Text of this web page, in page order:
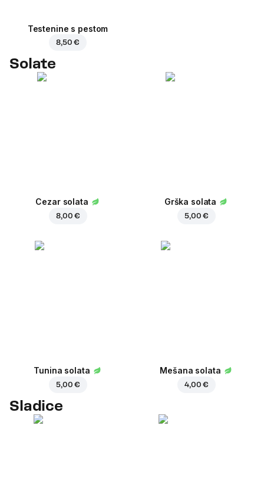
Testenine s pestom
8,50 €
Solate
Cezar solata
8,00 €
Grška solata
5,00 €
Tunina solata
5,00 €
Mešana solata
4,00 €
Sladice